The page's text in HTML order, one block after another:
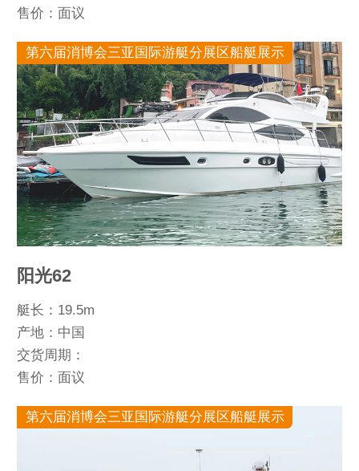
售价：面议
第六届消博会三亚国际游艇分展区船艇展示
阳光62
艇长：19.5m
产地：中国
交货周期：
售价：面议
第六届消博会三亚国际游艇分展区船艇展示